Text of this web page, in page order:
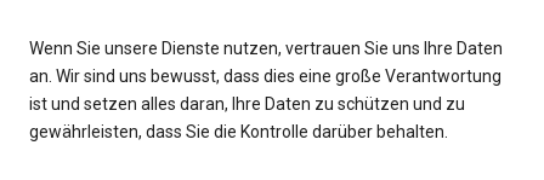
Wenn Sie unsere Dienste nutzen, vertrauen Sie uns Ihre Daten
an. Wir sind uns bewusst, dass dies eine große Verantwortung
ist und setzen alles daran, Ihre Daten zu schützen und zu
gewährleisten, dass Sie die Kontrolle darüber behalten.